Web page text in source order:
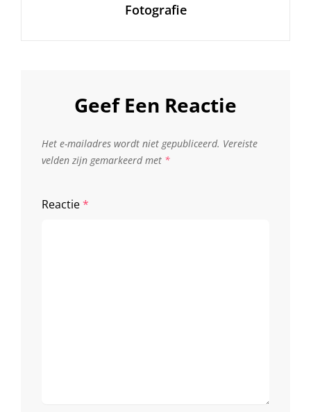
Fotografie
Geef Een Reactie
Het e-mailadres wordt niet gepubliceerd. Vereiste
velden zijn gemarkeerd met *
Reactie*